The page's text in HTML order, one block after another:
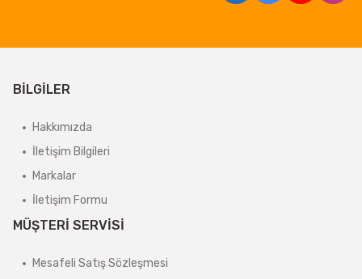
BİLGİLER
Hakkımızda
İletişim Bilgileri
Markalar
İletişim Formu
MÜŞTERİ SERVİSİ
Mesafeli Satış Sözleşmesi